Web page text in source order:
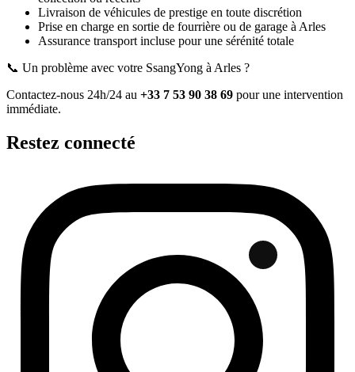
Livraison de véhicules de prestige en toute discrétion
Prise en charge en sortie de fourrière ou de garage à Arles
Assurance transport incluse pour une sérénité totale
📞 Un problème avec votre SsangYong à Arles ?
Contactez-nous 24h/24 au +33 7 53 90 38 69 pour une intervention
immédiate.
Restez connecté